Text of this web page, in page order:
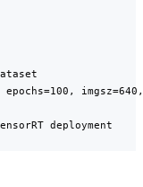
deployment